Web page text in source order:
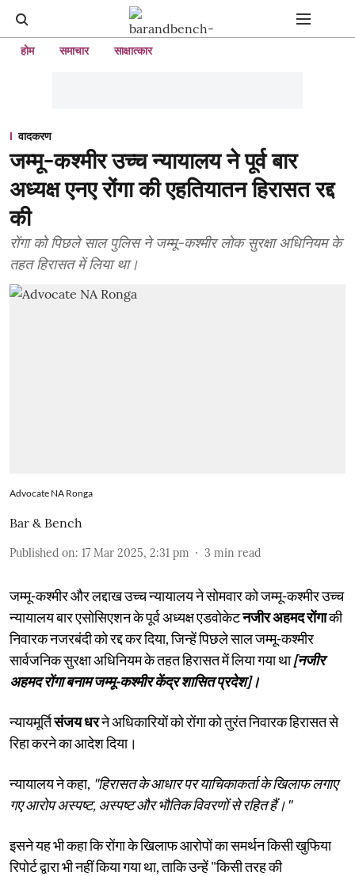
होम समाचार साक्षात्कार
वादकरण
जम्मू-कश्मीर उच्च न्यायालय ने पूर्व बार
अध्यक्ष एनए रोंगा की एहतियातन हिरासत रद्द
की
रोंगा को पिछले साल पुलिस ने जम्मू-कश्मीर लोक सुरक्षा अधिनियम के
तहत हिरासत में लिया था।
Advocate NA Ronga
Bar & Bench
Published on: 17 Mar 2025, 2:31 pm 3 min read
जम्मू-कश्मीर और लद्दाख उच्च न्यायालय ने सोमवार को जम्मू-कश्मीर उच्च
न्यायालय बार एसोसिएशन के पूर्व अध्यक्ष एडवोकेटनजीर अहमद रोंगाकी
निवारक नजरबंदी को रद्द कर दिया, जिन्हें पिछले साल जम्मू-कश्मीर
सार्वजनिक सुरक्षा अधिनियम के तहत हिरासत में लिया गया था[नजीर
अहमद रोंगा बनाम जम्मू-कश्मीर केंद्र शासित प्रदेश]।
न्यायमूर्तिसंजय धरने अधिकारियों को रोंगा को तुरंत निवारक हिरासत से
रिहा करने का आदेश दिया।
न्यायालय ने कहा, "हिरासत के आधार पर याचिकाकर्ता के खिलाफ लगाए
गए आरोप अस्पष्ट, अस्पष्ट और भौतिक विवरणों से रहित हैं।"
इसने यह भी कहा कि रोंगा के खिलाफ आरोपों का समर्थन किसी खुफिया
रिपोर्ट द्वारा भी नहीं किया गया था, ताकि उन्हें "किसी तरह की